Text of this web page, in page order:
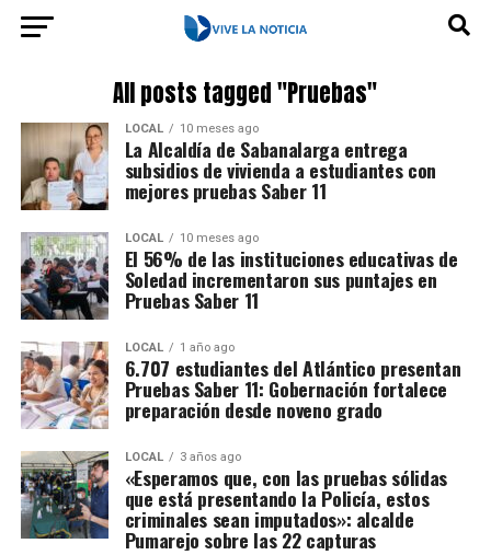
All posts tagged "Pruebas"
LOCAL 10 meses ago
La Alcaldía de Sabanalarga entrega
subsidios de vivienda a estudiantes con
mejores pruebas Saber 11
LOCAL 10 meses ago
El 56% de las instituciones educativas de
Soledad incrementaron sus puntajes en
Pruebas Saber 11
LOCAL 1 año ago
6.707 estudiantes del Atlántico presentan
Pruebas Saber 11: Gobernación fortalece
preparación desde noveno grado
LOCAL 3 años ago
«Esperamos que, con las pruebas sólidas
que está presentando la Policía, estos
criminales sean imputados»: alcalde
Pumarejo sobre las 22 capturas